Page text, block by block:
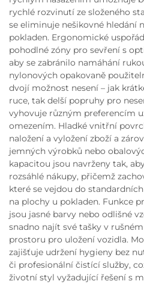
rychlé rozvinutí ze složeného
se eliminuje nešikovné hledání
pokladen. Ergonomické
pohodlné zóny pro sevření s
aby se zabránilo namáhání
nylonových opakovaně
dvojí možnost nesení – jak
ruce, tak delší popruhy pro
vyhovuje různým preferencím
omezením. Hladké vnitřní
naložení a vyložení zboží a
jemných výrobků nebo
kapacitou jsou navrženy tak,
rozsáhlé nákupy, přičemž
které se vejdou do
na plochy u pokladen. Funkce
jsou jasné barvy nebo odlišné
snadno najít své tašky v
prostoru pro uložení vozidla.
zajišťuje udržení hygieny bez
či profesionální čistící služby,
životní styl vyžadující řešení s